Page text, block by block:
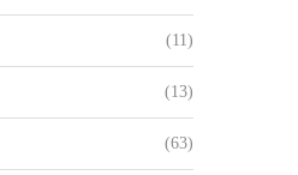
(11)
(13)
(63)